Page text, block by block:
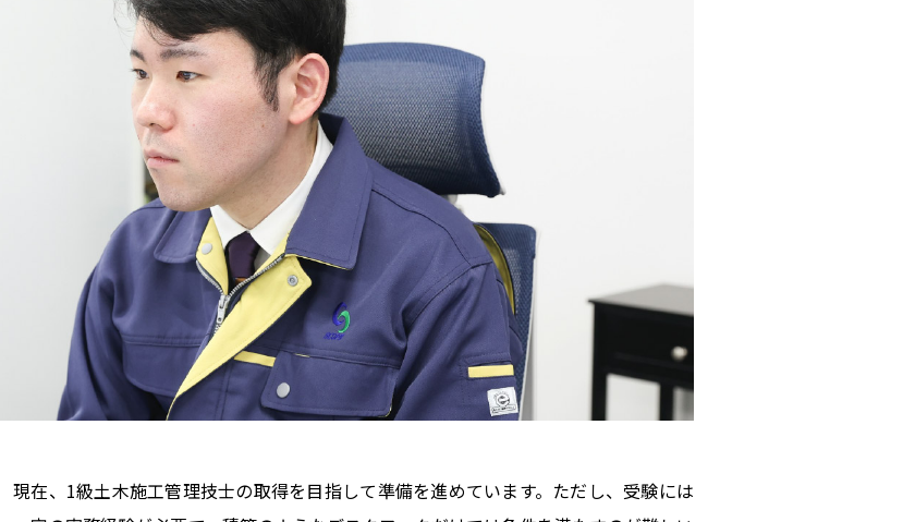
現在、1級土木施工管理技士の取得を目指して準備を進めています。ただし、受験には